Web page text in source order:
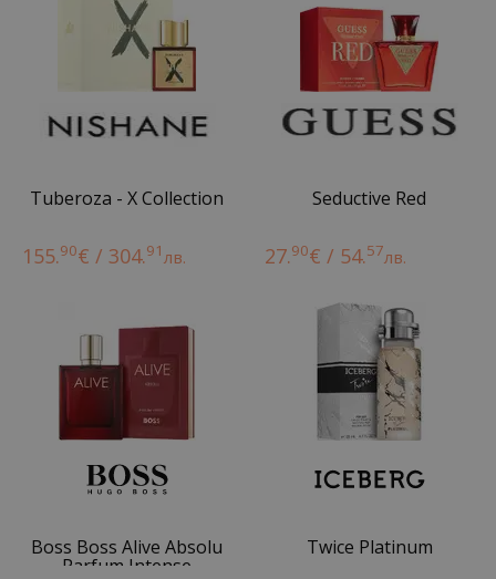
Tuberoza - X Collection
155.90€ / 304.91лв.
Seductive Red
27.90€ / 54.57лв.
Boss Boss Alive Absolu
Parfum Intense
Twice Platinum